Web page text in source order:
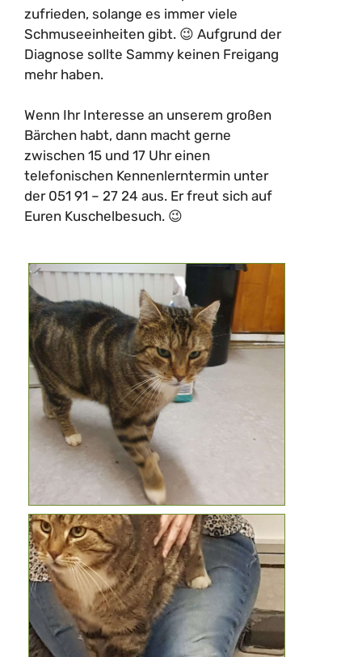
zufrieden, solange es immer viele
Schmuseeinheiten gibt. 😉 Aufgrund der
Diagnose sollte Sammy keinen Freigang
mehr haben.
Wenn Ihr Interesse an unserem großen
Bärchen habt, dann macht gerne
zwischen 15 und 17 Uhr einen
telefonischen Kennenlerntermin unter
der 051 91 – 27 24 aus. Er freut sich auf
Euren Kuschelbesuch. 😉